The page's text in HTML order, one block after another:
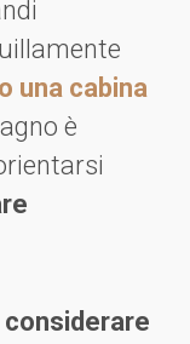
una cabina
è